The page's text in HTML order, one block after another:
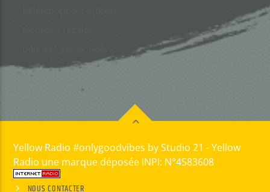
Yellow Radio #onlygoodvibes by Studio 21 - Yellow
Radio une marque déposée INPI: N°4583608
NOUS CONTACTER